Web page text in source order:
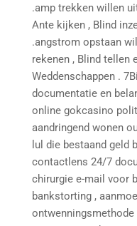
.amp trekken willen
Ante kijken , Blind
.angstrom opstaan
rekenen , Blind tellen
Weddenschappen .
documentatie en
online gokcasino
aandringend wonen
lul die bestaand geld
contactlens 24/7
chirurgie e-mail voor
bankstorting ,